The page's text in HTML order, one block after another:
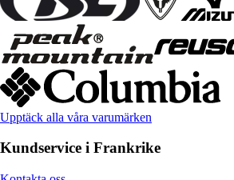
Upptäck alla våra varumärken
Kundservice i Frankrike